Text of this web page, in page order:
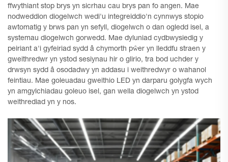
ffwythiant stop brys yn sicrhau cau brys pan fo angen. Mae
nodweddion diogelwch wedi'u integreiddio'n cynnwys stopio
awtomatig y brws pan yn sefyll, diogelwch o dan ogledd isel, a
systemau diogelwch gorwedd. Mae dyluniad cydbwysiedig y
peiriant a'i gyfeiriad sydd â chymorth pŵer yn lleddfu straen y
gweithredwr yn ystod sesiynau hir o glirio, tra bod uchder y
drwsyn sydd â osodadwy yn addasu i weithredwyr o wahanol
feintiau. Mae goleuadau gweithio LED yn darparu golygfa wych
yn amgylchiadau goleuo isel, gan wella diogelwch yn ystod
weithrediad yn y nos.